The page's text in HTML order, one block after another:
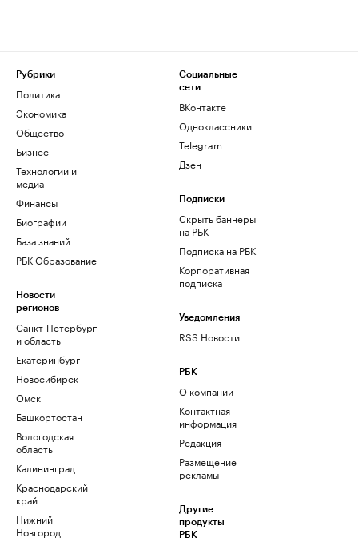
Рубрики
Политика
Экономика
Общество
Бизнес
Технологии и
медиа
Финансы
Биографии
База знаний
РБК Образование
Новости
регионов
Санкт-Петербург
и область
Екатеринбург
Новосибирск
Омск
Башкортостан
Вологодская
область
Калининград
Краснодарский
край
Нижний
Новгород
Социальные
сети
ВКонтакте
Одноклассники
Telegram
Дзен
Подписки
Скрыть баннеры
на РБК
Подписка на РБК
Корпоративная
подписка
Уведомления
RSS Новости
РБК
О компании
Контактная
информация
Редакция
Размещение
рекламы
Другие
продукты
РБК